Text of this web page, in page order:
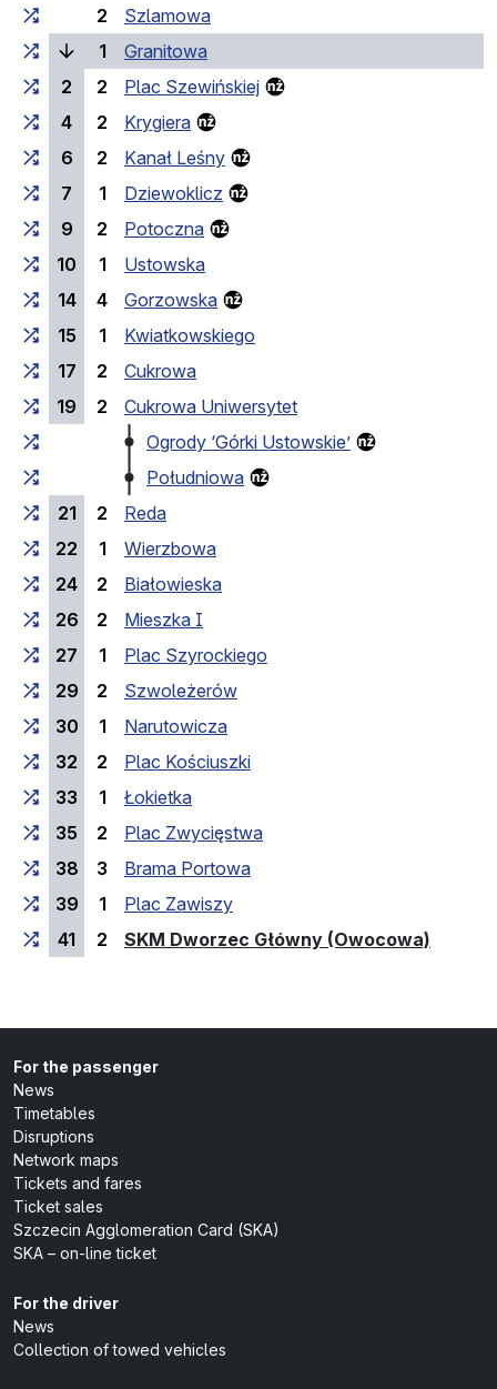
2
Szlamowa
1
Granitowa
2
2
Plac Szewińskiej
4
2
Krygiera
6
2
Kanał Leśny
7
1
Dziewoklicz
9
2
Potoczna
10
1
Ustowska
14
4
Gorzowska
15
1
Kwiatkowskiego
17
2
Cukrowa
19
2
Cukrowa Uniwersytet
Ogrody ‘Górki Ustowskie’
Południowa
21
2
Reda
22
1
Wierzbowa
24
2
Białowieska
26
2
Mieszka I
27
1
Plac Szyrockiego
29
2
Szwoleżerów
30
1
Narutowicza
32
2
Plac Kościuszki
33
1
Łokietka
35
2
Plac Zwycięstwa
38
3
Brama Portowa
39
1
Plac Zawiszy
41
2 SKM Dworzec Główny (Owocowa)
For the passenger
News
Timetables
Disruptions
Network maps
Tickets and fares
Ticket sales
Szczecin Agglomeration Card (SKA)
SKA – on-line ticket
For the driver
News
Collection of towed vehicles